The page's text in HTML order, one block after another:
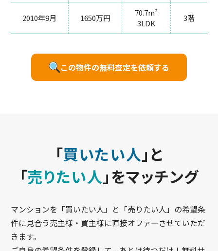
2010年9月 1650万円
70.7m²
3LDK
3階
この物件の無料査定を依頼する
「買いたい人」と
「売りたい人」をマッチング
マンションを「買いたい人」と「売りたい人」の希望条
件に見合う売主様・買主様に直接オファーさせていただ
きます。